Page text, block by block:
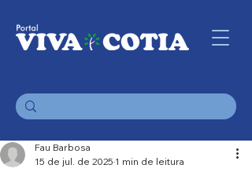
Fau Barbosa
15 de jul. de 2025 1 min de leitura